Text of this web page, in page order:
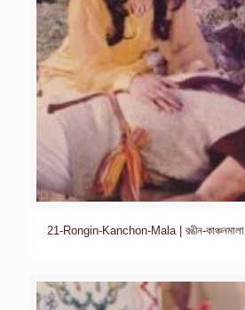
21-Rongin-Kanchon-Mala | রঙীন-কাঞ্চনমালা